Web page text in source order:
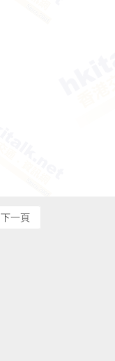
下一頁